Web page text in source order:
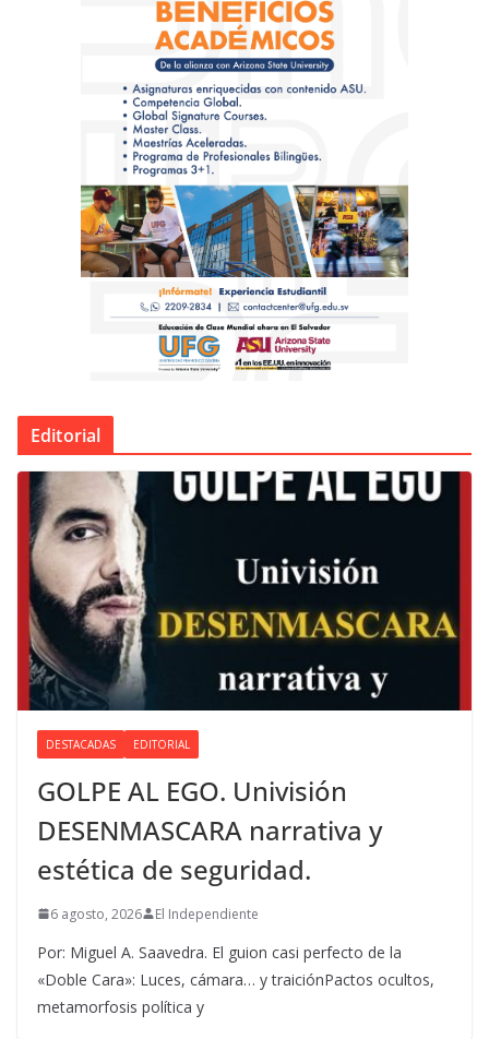
Editorial
DESTACADAS EDITORIAL
GOLPE AL EGO. Univisión
DESENMASCARA narrativa y
estética de seguridad.
6 agosto, 2026 El Independiente
Por: Miguel A. Saavedra. El guion casi perfecto de la
«Doble Cara»: Luces, cámara… y traiciónPactos ocultos,
metamorfosis política y